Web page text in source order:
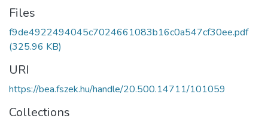
Files
f9de4922494045c7024661083b16c0a547cf30ee.pdf
(325.96 KB)
URI
https://bea.fszek.hu/handle/20.500.14711/101059
Collections